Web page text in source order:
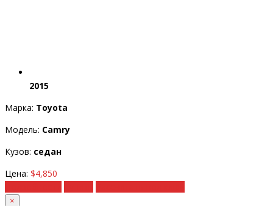
2015
Марка: Toyota
Модель: Camry
Кузов: седан
Цена: $4,850
×